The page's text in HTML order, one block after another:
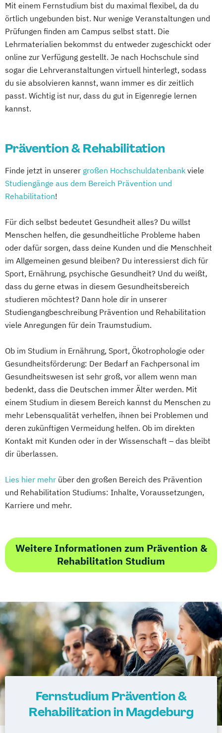
Naturheilkunde und komplementäre
Heilverfahren
Osteopathie i.V.
Pharmamanagement und
Pharmaproduktion
Physician Assistant
Physiotherapie
Psychologie
Psychosoziale Beratung in Sozialer Arbeit
Soziale Arbeit Duales Studium
Soziale Arbeit Präsenzstudium
Sozialmanagement
Mit einem Fernstudium bist du maximal flexibel, da du
örtlich ungebunden bist. Nur wenige Veranstaltungen und
Prüfungen finden am Campus selbst statt. Die
Lehrmaterialien bekommst du entweder zugeschickt oder
online zur Verfügung gestellt. Je nach Hochschule sind
sogar die Lehrveranstaltungen virtuell hinterlegt, sodass
du sie absolvieren kannst, wann immer es dir zeitlich
passt. Wichtig ist nur, dass du gut in Eigenregie lernen
kannst.
Prävention & Rehabilitation
Finde jetzt in unserer großen Hochschuldatenbank viele
Studiengänge aus dem Bereich Prävention und
Rehabilitation!
Für dich selbst bedeutet Gesundheit alles? Du willst
Menschen helfen, die gesundheitliche Probleme haben
oder dafür sorgen, dass deine Kunden und die Menschheit
im Allgemeinen gesund bleiben? Du interessierst dich für
Sport, Ernährung, psychische Gesundheit? Und du weißt,
dass du gerne etwas in diesem Gesundheitsbereich
studieren möchtest? Dann hole dir in unserer
Studiengangbeschreibung Prävention und Rehabilitation
viele Anregungen für dein Traumstudium.
Ob im Studium in Ernährung, Sport, Ökotrophologie oder
Gesundheitsförderung: Der Bedarf an Fachpersonal im
Gesundheitswesen ist sehr groß, vor allem wenn man
bedenkt, dass die Deutschen immer Älter werden. Mit
einem Studium in diesem Bereich kannst du Menschen zu
mehr Lebensqualität verhelfen, ihnen bei Problemen und
deren zukünftigen Vermeidung helfen. Ob im direkten
Kontakt mit Kunden oder in der Wissenschaft – das bleibt
dir überlassen.
Lies hier mehr über den großen Bereich des Prävention
und Rehabilitation Studiums: Inhalte, Voraussetzungen,
Karriere und mehr.
Weitere Informationen zum Prävention &
Rehabilitation Studium
Fernstudium Prävention &
Rehabilitation in Magdeburg